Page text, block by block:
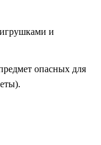
игрушками и
опасных для